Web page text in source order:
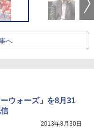
へ
ウォーズ」を8月31
2013年8月30日